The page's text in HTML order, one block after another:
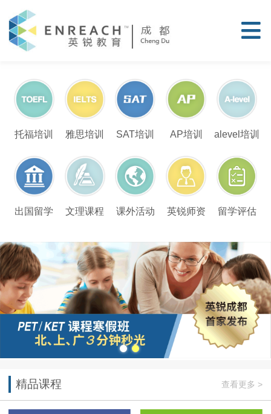
托福培训 雅思培训 SAT培训 AP培训 alevel培训
出国留学 文理课程 课外活动 英锐师资 留学评估
精品课程 查看更多 >